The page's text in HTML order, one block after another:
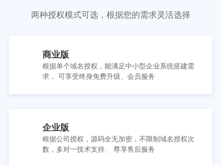
两种授权模式可选，根据您的需求灵活选择
商业版
根据单个域名授权，能满足中小型企业系统搭建需
求， 可享受终身免费升级、会员服务
企业版
根据公司授权，源码全无加密，不限制域名授权次
数，多对一技术支持、 尊享售后服务